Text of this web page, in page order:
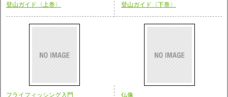
登山ガイド〈上巻〉
登山ガイド〈下巻〉
フライフィッシング入門 仏像